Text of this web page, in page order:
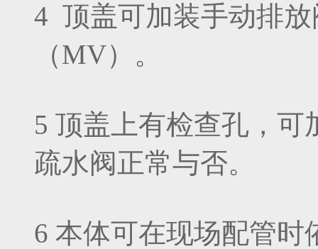
4 顶盖可加装手动排
（MV）。
5 顶盖上有检查孔，
疏水阀正常与否。
6 本体可在现场配管